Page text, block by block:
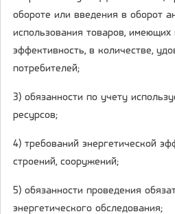
обороте или введения в оборот
использования товаров,
эффективность, в количестве,
потребителей;
3) обязанности по учету
ресурсов;
4) требований энергетической
строений, сооружений;
5) обязанности проведения
энергетического обследования;